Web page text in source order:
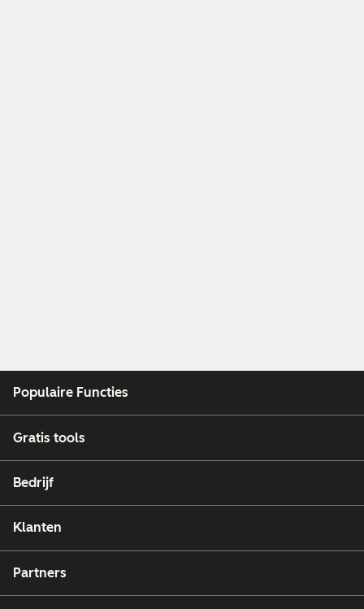
Populaire Functies
Gratis tools
Bedrijf
Klanten
Partners